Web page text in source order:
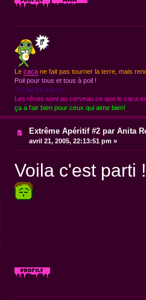
Le cacane fait pas tourner la terre, mais
Poil pour tous et tous à poil !
J'ai fait kk à ikea !
Les rêves sont au cerveau ce que le caca
ça a l'air bien pour ceux qui aime bien!
Extrême Apéritif #2 par Anita
avril 21, 2005, 22:13:51 pm »
Voila c'est parti